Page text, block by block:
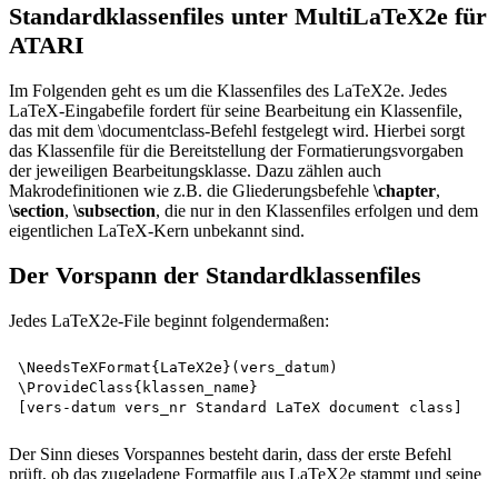
Standardklassenfiles unter MultiLaTeX2e für
ATARI
Im Folgenden geht es um die Klassenfiles des LaTeX2e. Jedes
LaTeX-Eingabefile fordert für seine Bearbeitung ein Klassenfile,
das mit dem \documentclass-Befehl festgelegt wird. Hierbei sorgt
das Klassenfile für die Bereitstellung der Formatierungsvorgaben
der jeweiligen Bearbeitungsklasse. Dazu zählen auch
Makrodefinitionen wie z.B. die Gliederungsbefehle \chapter,
\section, \subsection, die nur in den Klassenfiles erfolgen und dem
eigentlichen LaTeX-Kern unbekannt sind.
Der Vorspann der Standardklassenfiles
Jedes LaTeX2e-File beginnt folgendermaßen:
\NeedsTeXFormat{LaTeX2e}(vers_datum)
\ProvideClass{klassen_name}
Der Sinn dieses Vorspannes besteht darin, dass der erste Befehl
prüft, ob das zugeladene Formatfile aus LaTeX2e stammt und seine